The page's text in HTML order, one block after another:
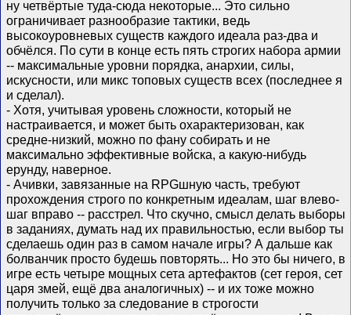
ну четвёртые туда-сюда некоторые... Это сильно
ограничивает разнообразие тактики, ведь
высокоуровневых существ каждого идеала раз-два и
обчёлся. По сути в конце есть пять строгих набора армии
-- максимальные уровни порядка, анархии, силы,
искусности, или микс топовых существ всех (последнее я
и сделал).
- Хотя, учитывая уровень сложности, который не
настраивается, и может быть охарактеризован, как
средне-низкий, можно по фану собирать и не
максимально эффективные войска, а какую-нибудь
ерунду, наверное.
- Ачивки, завязанные на RPGшную часть, требуют
прохождения строго по конкретным идеалам, шаг влево-
шаг вправо -- расстрел. Что скучно, смысл делать выборы
в заданиях, думать над их правильностью, если выбор ты
сделаешь один раз в самом начале игры? А дальше как
болванчик просто будешь повторять... Но это бы ничего, в
игре есть четыре мощных сета артефактов (сет героя, сет
царя змей, ещё два аналогичных) -- и их тоже можно
получить только за следование в строгости